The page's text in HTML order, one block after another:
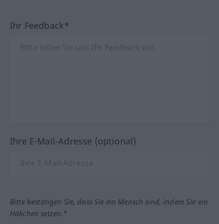
Ihr Feedback*
Ihre E-Mail-Adresse (optional)
Bitte bestätigen Sie, dass Sie ein Mensch sind, indem Sie ein
Häkchen setzen.*